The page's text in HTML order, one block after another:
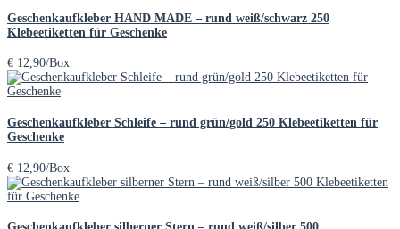
Geschenkaufkleber HAND MADE – rund weiß/schwarz 250
Klebeetiketten für Geschenke
€ 12,90/Box
Geschenkaufkleber Schleife – rund grün/gold 250 Klebeetiketten für
Geschenke
€ 12,90/Box